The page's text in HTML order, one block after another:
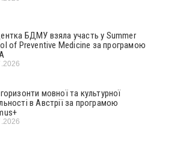
БДМУ взяла участь у Summer
of Preventive Medicine за програмою
мовної та культурної
в Австрії за програмою